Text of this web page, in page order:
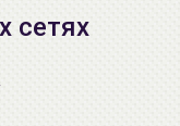
сетях